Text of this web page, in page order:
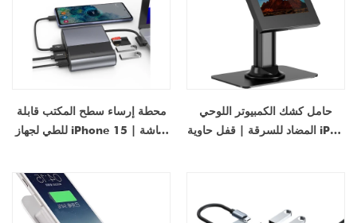
محطة إرساء سطح المكتب قابلة
للطي لجهاز iPhone 15 | شاشة
حامل كشك الكمبيوتر اللوحي
المضاد للسرقة | قفل حاوية iPad